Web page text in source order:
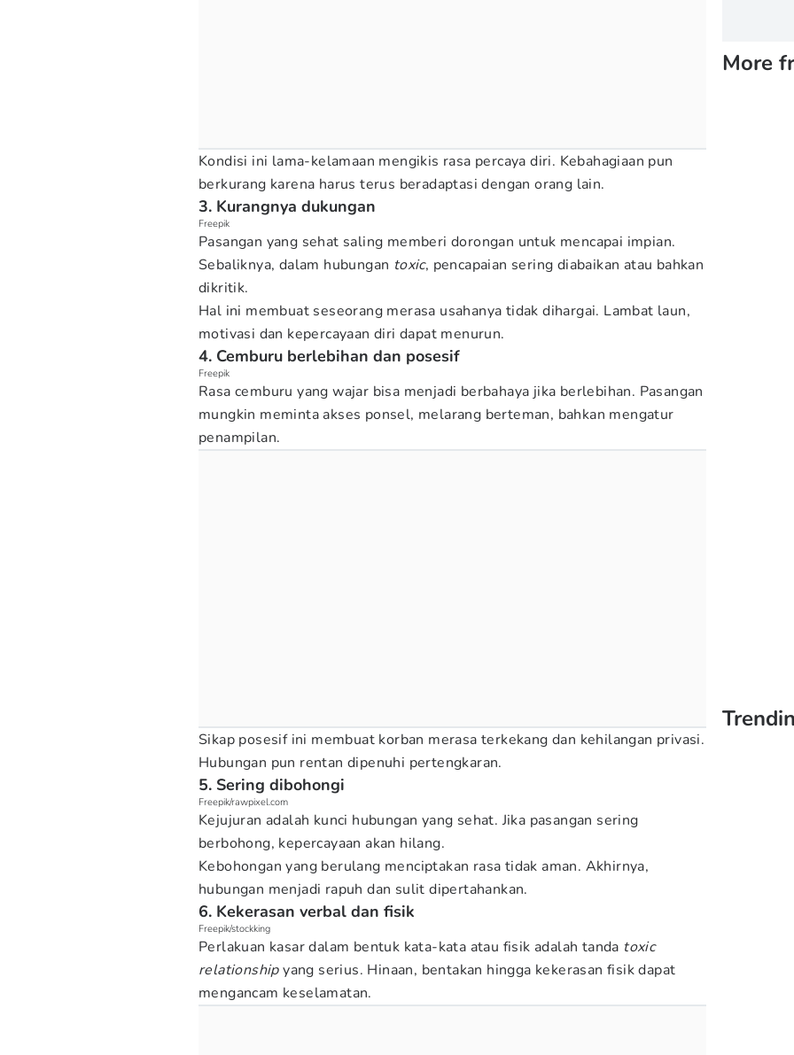
Kondisi ini lama-kelamaan mengikis rasa percaya diri. Kebahagiaan pun
berkurang karena harus terus beradaptasi dengan orang lain.
3. Kurangnya dukungan
Freepik
Pasangan yang sehat saling memberi dorongan untuk mencapai impian.
Sebaliknya, dalam hubungan toxic, pencapaian sering diabaikan atau bahkan
dikritik.
Hal ini membuat seseorang merasa usahanya tidak dihargai. Lambat laun,
motivasi dan kepercayaan diri dapat menurun.
4. Cemburu berlebihan dan posesif
Freepik
Rasa cemburu yang wajar bisa menjadi berbahaya jika berlebihan. Pasangan
mungkin meminta akses ponsel, melarang berteman, bahkan mengatur
penampilan.
Sikap posesif ini membuat korban merasa terkekang dan kehilangan privasi.
Hubungan pun rentan dipenuhi pertengkaran.
5. Sering dibohongi
Freepik/rawpixel.com
Kejujuran adalah kunci hubungan yang sehat. Jika pasangan sering
berbohong, kepercayaan akan hilang.
Kebohongan yang berulang menciptakan rasa tidak aman. Akhirnya,
hubungan menjadi rapuh dan sulit dipertahankan.
6. Kekerasan verbal dan fisik
Freepik/stockking
Perlakuan kasar dalam bentuk kata-kata atau fisik adalah tanda toxic
relationshipyang serius. Hinaan, bentakan hingga kekerasan fisik dapat
mengancam keselamatan.
More